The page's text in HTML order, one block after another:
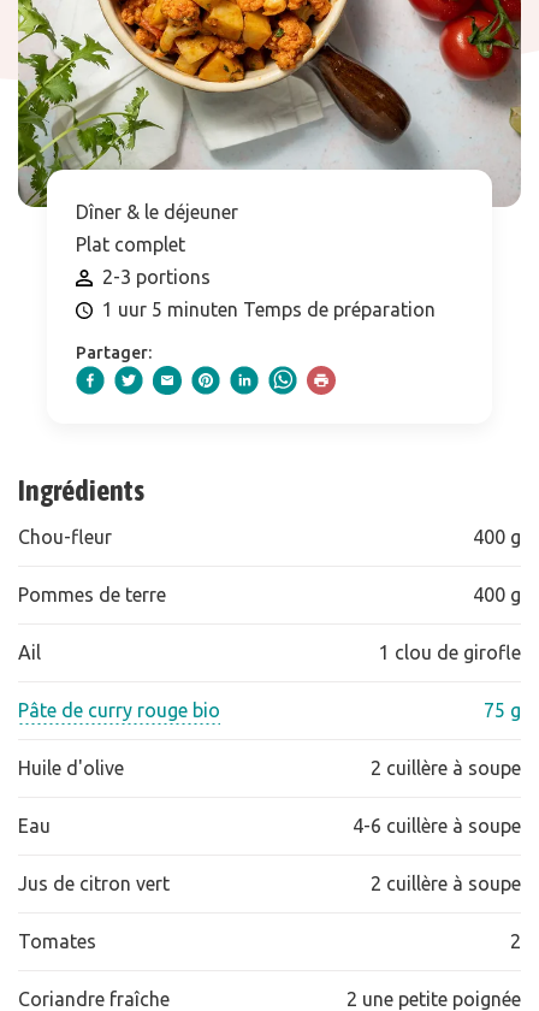
Dîner & le déjeuner
Plat complet
2-3 portions
1 uur 5 minuten Temps de préparation
Partager:
Ingrédients
Chou-fleur 400 g
Pommes de terre 400 g
Ail 1 clou de girofle
Pâte de curry rouge bio 75 g
Huile d'olive 2 cuillère à soupe
Eau 4-6 cuillère à soupe
Jus de citron vert 2 cuillère à soupe
Tomates 2
Coriandre fraîche 2 une petite poignée